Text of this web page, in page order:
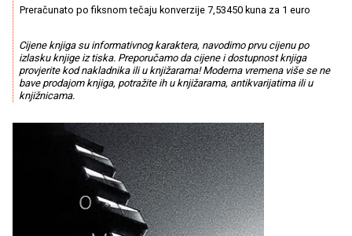
Preračunato po fiksnom tečaju konverzije 7,53450 kuna za 1 euro
Cijene knjiga su informativnog karaktera, navodimo prvu cijenu po
izlasku knjige iz tiska. Preporučamo da cijene i dostupnost knjiga
provjerite kod nakladnika ili u knjižarama! Moderna vremena više se ne
bave prodajom knjiga, potražite ih u knjižarama, antikvarijatima ili u
knjižnicama.